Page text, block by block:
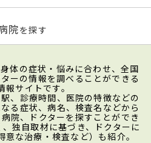
院を探す
体の症状・悩みに合わせ、全国
ーの情報を調べることができる
報サイトです。
、診療時間、医院の特徴などの
る症状、病名、検査名などから
院、ドクターを探すことができ
独自取材に基づき、ドクターに
な治療・検査など）も紹介。